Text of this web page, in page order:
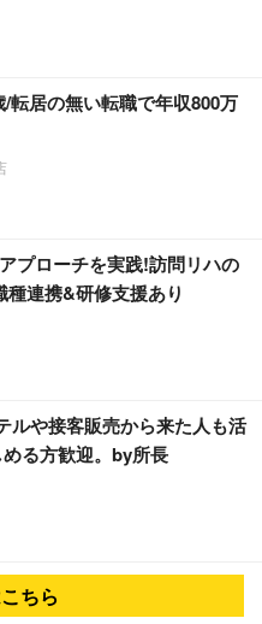
転居の無い転職で年収800万
プローチを実践!訪問リハの
連携&研修支援あり
ルや接客販売から来た人も活
る方歓迎。by所長
ちら